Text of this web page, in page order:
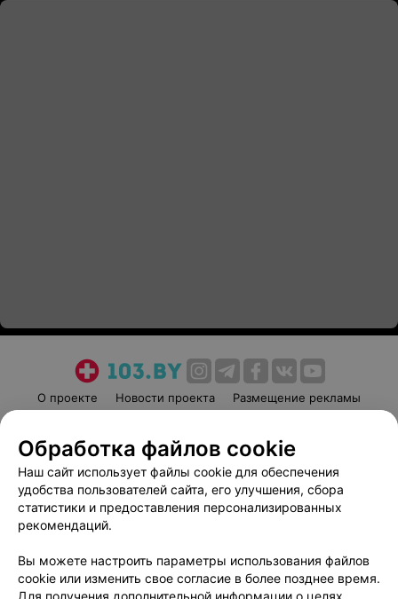
О проекте Новости проекта
Размещение рекламы
Пользовательское соглашение
Способы оплаты
Вакансии
Партнеры
Написать руководителю 103.by
Обработка персональных данных
Обработка файлов cookie
Наш сайт использует файлы cookie для обеспечения
удобства пользователей сайта, его улучшения, сбора
статистики и предоставления персонализированных
рекомендаций.
Вы можете настроить параметры использования файлов
cookie или изменить свое согласие в более позднее время.
Для получения дополнительной информации о целях,